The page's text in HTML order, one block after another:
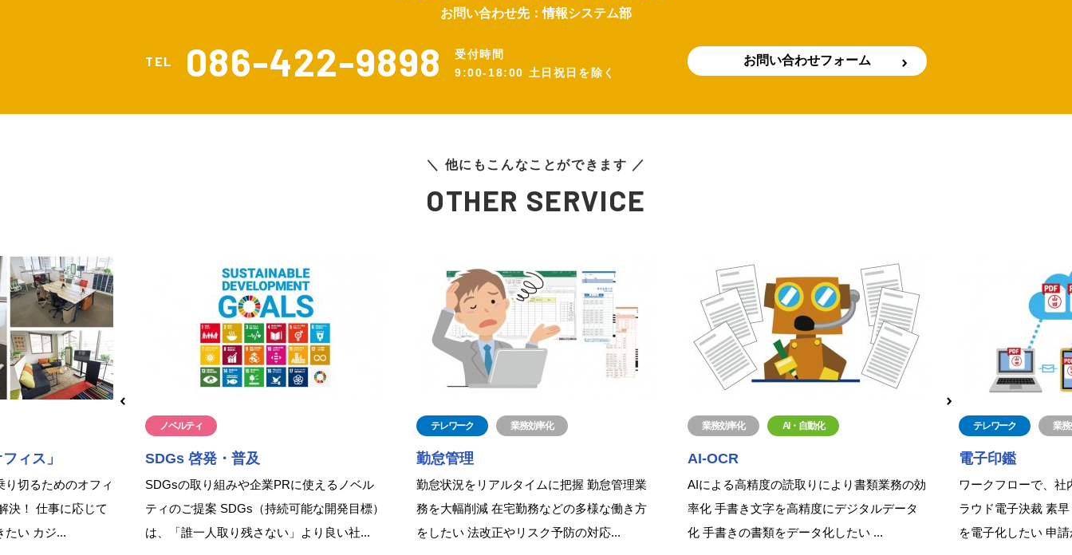
お問い合わせ先：情報システム部
TEL 086-422-9898
受付時間
9:00-18:00 土日祝日を除く
お問い合わせフォーム
＼ 他にもこんなことができます ／
OTHER SERVICE
ィス」
切るためのオフィ
決！ 仕事に応じて
たい カジ...
SDGs 啓発・普及
ノベルティ
SDGsの取り組みや企業PRに使えるノベル
ティのご提案 SDGs（持続可能な開発目標）
は、「誰一人取り残さない」より良い社...
勤怠管理
テレワーク 業務効率化
勤怠状況をリアルタイムに把握 勤怠管理業
務を大幅削減 在宅勤務などの多様な働き方
をしたい 法改正やリスク予防の対応...
AI-OCR
業務効率化 AI・自動化
AIによる高精度の読取りにより書類業務の効
率化 手書き文字を高精度にデジタルデータ
化 手書きの書類をデータ化したい ...
電子印鑑
テレワーク 業務
ワークフローで、社
ラウド電子決裁 素
を電子化したい 申